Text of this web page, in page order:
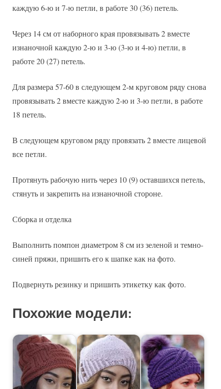
каждую 6-ю и 7-ю петли, в работе 30 (36) петель.
Через 14 см от наборного края провязывать 2 вместе
изнаночной каждую 2-ю и 3-ю (3-ю и 4-ю) петли, в
работе 20 (27) петель.
Для размера 57-60 в следующем 2-м круговом ряду снова
провязывать 2 вместе каждую 2-ю и 3-ю петли, в работе
18 петель.
В следующем круговом ряду провязать 2 вместе лицевой
все петли.
Протянуть рабочую нить через 10 (9) оставшихся петель,
стянуть и закрепить на изнаночной стороне.
Сборка и отделка
Выполнить помпон диаметром 8 см из зеленой и темно-
синей пряжи, пришить его к шапке как на фото.
Подвернуть резинку и пришить этикетку как фото.
Похожие модели: